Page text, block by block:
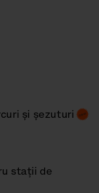
și șezuturi
stații de